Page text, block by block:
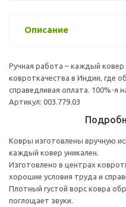
Описание
Ручная работа – каждый ковер
ковроткачества в Индии, где
справедливая оплата. 100%-я
Артикул: 003.779.03
Ковры изготовлены вручную
каждый ковер уникален.
Изготовлено в центрах
хорошие условия труда и
Плотный густой ворс ковра
поглощает звуки.